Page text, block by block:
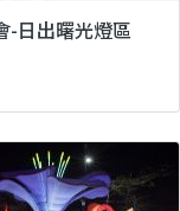
-日出曙光燈區